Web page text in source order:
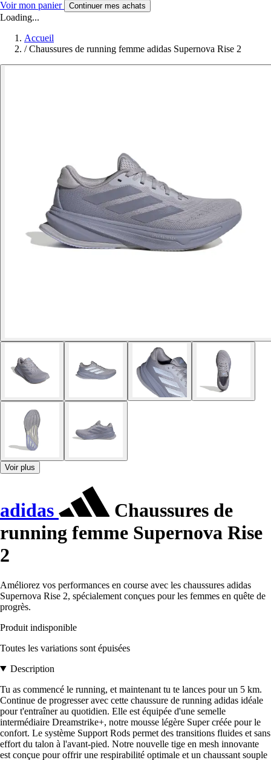
Voir mon panier Continuer mes achats
Loading...
Accueil
/ Chaussures de running femme adidas Supernova Rise 2
Voir plus
adidas
Chaussures de
running femme Supernova Rise
2
Améliorez vos performances en course avec les chaussures adidas
Supernova Rise 2, spécialement conçues pour les femmes en quête de
progrès.
Produit indisponible
Toutes les variations sont épuisées
Description
Tu as commencé le running, et maintenant tu te lances pour un 5 km.
Continue de progresser avec cette chaussure de running adidas idéale
pour t'entraîner au quotidien. Elle est équipée d'une semelle
intermédiaire Dreamstrike+, notre mousse légère Super créée pour le
confort. Le système Support Rods permet des transitions fluides et sans
effort du talon à l'avant-pied. Notre nouvelle tige en mesh innovante
est conçue pour offrir une respirabilité optimale et un chaussant souple